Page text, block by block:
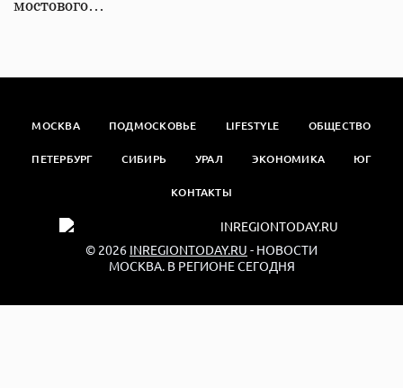
мостового…
МОСКВА ПОДМОСКОВЬЕ LIFESTYLE ОБЩЕСТВО
ПЕТЕРБУРГ СИБИРЬ УРАЛ ЭКОНОМИКА ЮГ
КОНТАКТЫ
© 2026 INREGIONTODAY.RU - НОВОСТИ
МОСКВА. В РЕГИОНЕ СЕГОДНЯ